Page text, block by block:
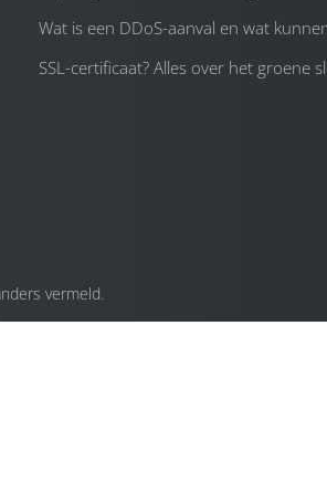
Wat is een DDoS-aanval en wat
SSL-certificaat? Alles over het groene
vermeld.